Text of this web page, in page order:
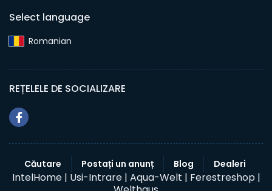
Select language
Romanian‎
REȚELELE DE SOCIALIZARE
Căutare Postați un anunț Blog Dealeri
IntelHome | Usi-Intrare | Aqua-Welt | Ferestreshop |